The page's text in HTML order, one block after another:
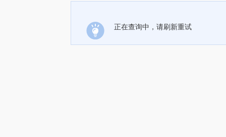
正在查询中，请刷新重试